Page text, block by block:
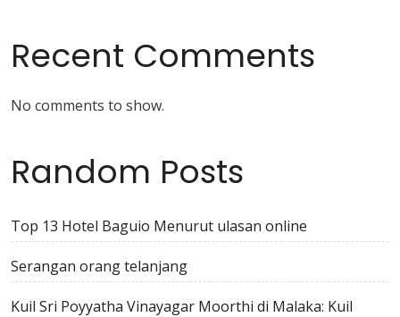
Recent Comments
No comments to show.
Random Posts
Top 13 Hotel Baguio Menurut ulasan online
Serangan orang telanjang
Kuil Sri Poyyatha Vinayagar Moorthi di Malaka: Kuil